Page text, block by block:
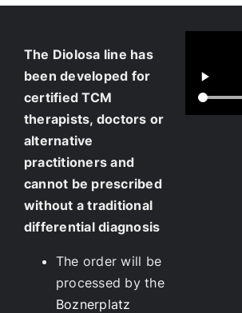
The Diolosa line has
been developed for
certified TCM
therapists, doctors or
alternative
practitioners and
cannot be prescribed
without a traditional
differential diagnosis
The order will be
processed by the
Boznerplatz